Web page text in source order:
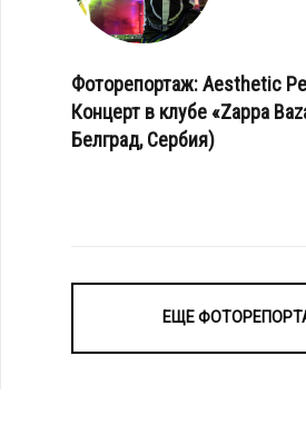
Фоторепортаж: Aesthetic
Концерт в клубе «Zappa
Белград, Сербия)
ЕЩЕ